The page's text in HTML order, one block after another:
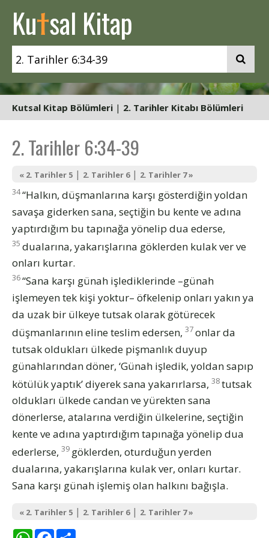
Kutsal Kitap
Kutsal Kitap Bölümleri | 2. Tarihler Kitabı Bölümleri
2. Tarihler 6:34-39
« 2. Tarihler 5 | 2. Tarihler 6| 2. Tarihler 7 »
34“Halkın, düşmanlarına karşı gösterdiğin yoldan
savaşa giderken sana, seçtiğin bu kente ve adına
yaptırdığım bu tapınağa yönelip dua ederse,
35 dualarına, yakarışlarına göklerden kulak ver ve
onları kurtar.
36“Sana karşı günah işlediklerinde –günah
işlemeyen tek kişi yoktur– öfkelenip onları yakın ya
da uzak bir ülkeye tutsak olarak götürecek
düşmanlarının eline teslim edersen, 37onlar da
tutsak oldukları ülkede pişmanlık duyup
günahlarından döner, ‘Günah işledik, yoldan sapıp
kötülük yaptık’ diyerek sana yakarırlarsa, 38tutsak
oldukları ülkede candan ve yürekten sana
dönerlerse, atalarına verdiğin ülkelerine, seçtiğin
kente ve adına yaptırdığım tapınağa yönelip dua
ederlerse, 39 göklerden, oturduğun yerden
dualarına, yakarışlarına kulak ver, onları kurtar.
Sana karşı günah işlemiş olan halkını bağışla.
« 2. Tarihler 5 | 2. Tarihler 6| 2. Tarihler 7 »
WhatsAppFacebook